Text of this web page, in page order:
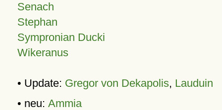
Senach
Stephan
Sympronian Ducki
Wikeranus
• Update: Gregor von Dekapolis, Lauduin
• neu: Ammia